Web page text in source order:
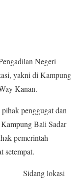
Negeri
yakni di Kampung
Kanan.
penggugat dan
Bali Sadar
pemerintah
setempat.
Sidang lokasi